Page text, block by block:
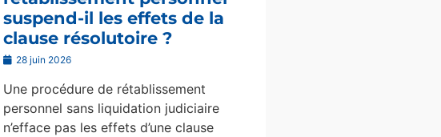
suspend-il les effets de la
clause résolutoire ?
28 juin 2026
Une procédure de rétablissement
personnel sans liquidation judiciaire
n’efface pas les effets d’une clause